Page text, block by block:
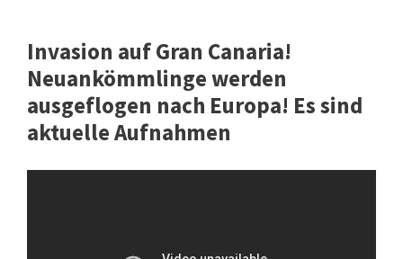
Invasion auf Gran Canaria!
Neuankömmlinge werden
ausgeflogen nach Europa! Es sind
aktuelle Aufnahmen